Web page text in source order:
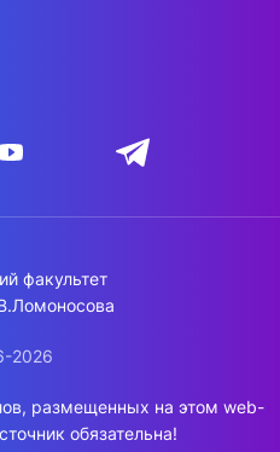
факультет
2026
размещенных на этом web-
обязательна!